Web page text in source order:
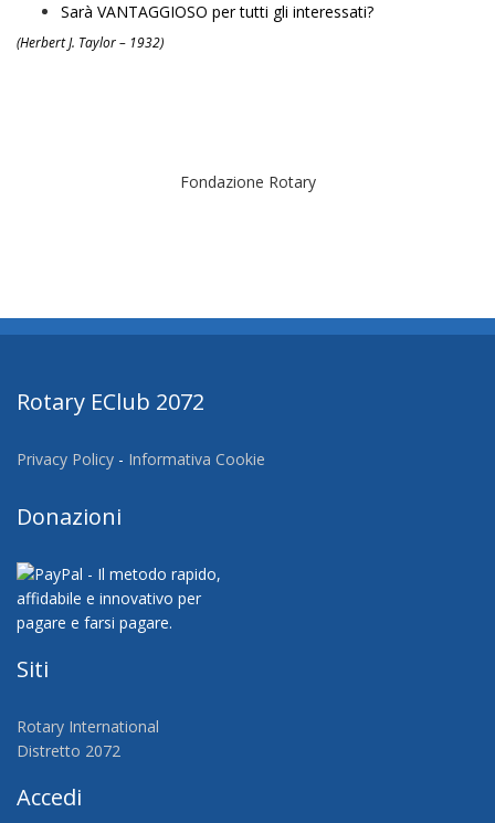
Sarà VANTAGGIOSO per tutti gli interessati?
(Herbert J. Taylor – 1932)
Fondazione Rotary
Rotary EClub 2072
Privacy Policy - Informativa Cookie
Donazioni
Siti
Rotary International
Distretto 2072
Accedi